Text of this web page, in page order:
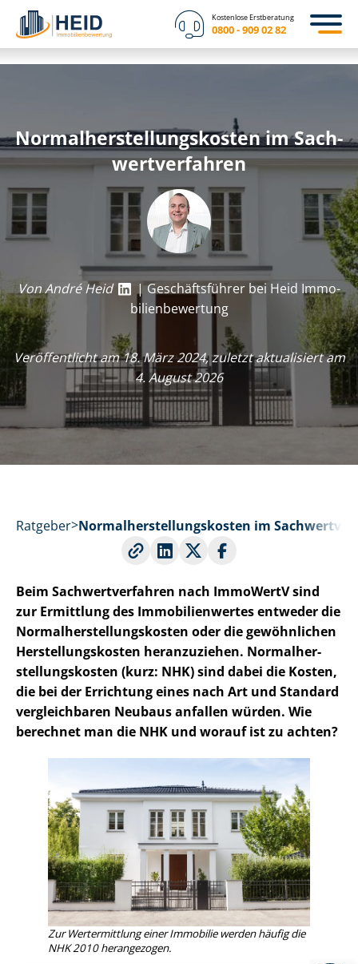
Kostenlose Erstberatung
0800 - 909 02 82
Nor­mal­her­stel­lungs­kos­ten im Sach­
wert­ver­fah­ren
Von André Heid
| Geschäftsführer bei Heid Im­mo­
bi­li­en­be­wer­tung
Veröffentlicht am 18. März 2024, zuletzt aktualisiert am
4. August 2026
Ratgeber Nor­mal­her­stel­lungs­kos­ten im
Beim Sach­wert­ver­fah­ren nach ImmoWertV sind
zur Ermittlung des Im­mo­bi­li­en­wer­tes entweder die
Nor­mal­her­stel­lungs­kos­ten oder die gewöhnlichen
Her­stel­lungs­kos­ten heranzuziehen. Nor­mal­her­
stel­lungs­kos­ten (kurz: NHK) sind dabei die Kosten,
die bei der Errichtung eines nach Art und Standard
vergleichbaren Neubaus anfallen würden. Wie
berechnet man die NHK und worauf ist zu achten?
Zur Wertermittlung einer Immobilie werden häufig die
NHK 2010 herangezogen.